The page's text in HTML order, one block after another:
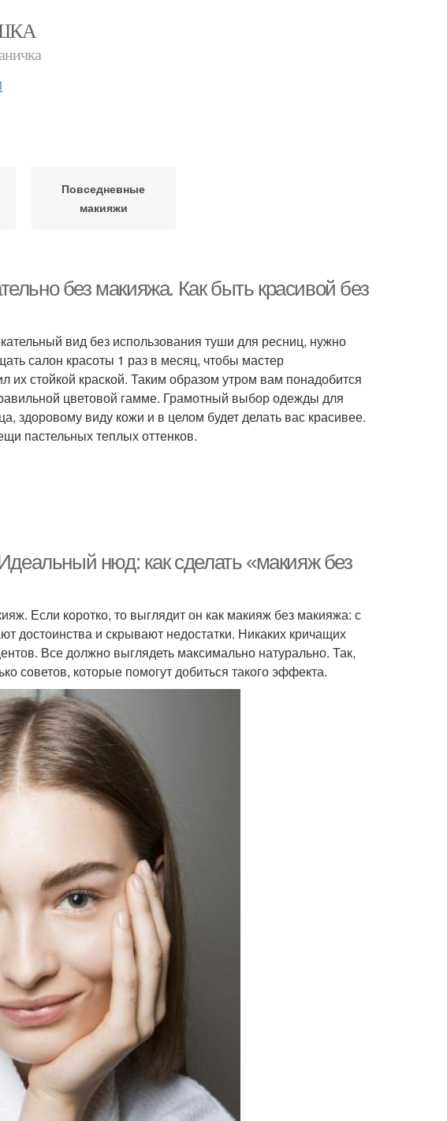
Повседневные
макияжи
без макияжа. Как быть красивой без
вид без использования туши для ресниц, нужно
салон красоты 1 раз в месяц, чтобы мастер
стойкой краской. Таким образом утром вам понадобится
цветовой гамме. Грамотный выбор одежды для
здоровому виду кожи и в целом будет делать вас красивее.
пастельных теплых оттенков.
нюд: как сделать «макияж без
Если коротко, то выглядит он как макияж без макияжа: с
достоинства и скрывают недостатки. Никаких кричащих
Все должно выглядеть максимально натурально. Так,
советов, которые помогут добиться такого эффекта.